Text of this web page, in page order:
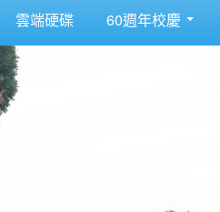
雲端硬碟 60週年校慶